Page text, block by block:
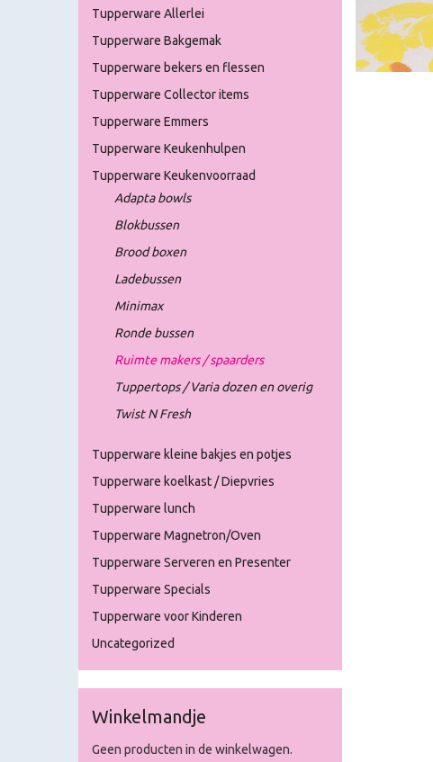
Tupperware Allerlei
Tupperware Bakgemak
Tupperware bekers en flessen
Tupperware Collector items
Tupperware Emmers
Tupperware Keukenhulpen
Tupperware Keukenvoorraad
Adapta bowls
Blokbussen
Brood boxen
Ladebussen
Minimax
Ronde bussen
Ruimte makers / spaarders
Tuppertops / Varia dozen en overig
Twist N Fresh
Tupperware kleine bakjes en potjes
Tupperware koelkast / Diepvries
Tupperware lunch
Tupperware Magnetron/Oven
Tupperware Serveren en Presenter
Tupperware Specials
Tupperware voor Kinderen
Uncategorized
Winkelmandje
Geen producten in de winkelwagen.